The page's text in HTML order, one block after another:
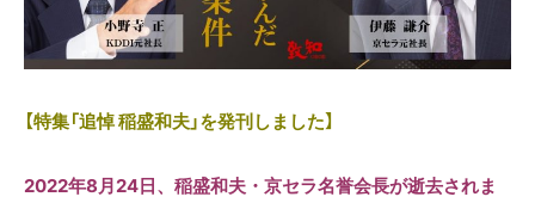
【特集「追悼 稲盛和夫」を発刊しました】
2022年8月24日、稲盛和夫・京セラ名誉会長が逝去されま